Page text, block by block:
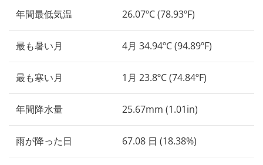
年間最低気温 26.07ºC (78.93ºF)
最も暑い月 4月 34.94ºC (94.89ºF)
最も寒い月 1月 23.8ºC (74.84ºF)
年間降水量 25.67mm (1.01in)
雨が降った日 67.08 日 (18.38%)